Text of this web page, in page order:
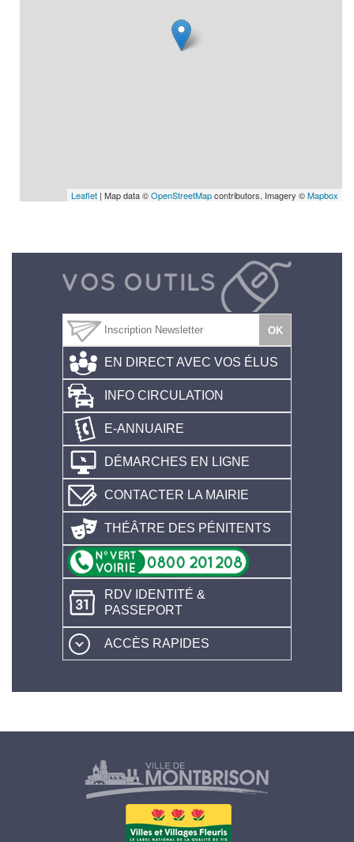
Leaflet | Map data ©OpenStreetMapcontributors, Imagery ©Mapbox
EN DIRECT AVEC VOS ÉLUS
INFO CIRCULATION
E-ANNUAIRE
DÉMARCHES EN LIGNE
CONTACTER LA MAIRIE
THÉÂTRE DES PÉNITENTS
RDV IDENTITÉ &
PASSEPORT
ACCÈS RAPIDES